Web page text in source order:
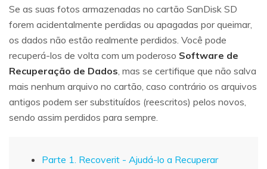
Se as suas fotos armazenadas no cartão SanDisk SD
forem acidentalmente perdidas ou apagadas por queimar,
os dados não estão realmente perdidos. Você pode
recuperá-los de volta com um poderoso Software de
Recuperação de Dados , mas se certifique que não salva
mais nenhum arquivo no cartão, caso contrário os arquivos
antigos podem ser substituídos (reescritos) pelos novos,
sendo assim perdidos para sempre.
Parte 1. Recoverit - Ajudá-lo a Recuperar